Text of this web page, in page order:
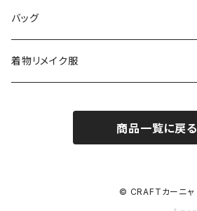
バッグ
着物リメイク服
商品一覧に戻る
© CRAFTカーニャ